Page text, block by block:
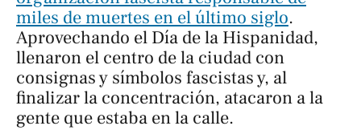
miles de muertes en el último siglo.
Aprovechando el Día de la Hispanidad,
llenaron el centro de la ciudad con
consignas y símbolos fascistas y, al
finalizar la concentración, atacaron a la
gente que estaba en la calle.